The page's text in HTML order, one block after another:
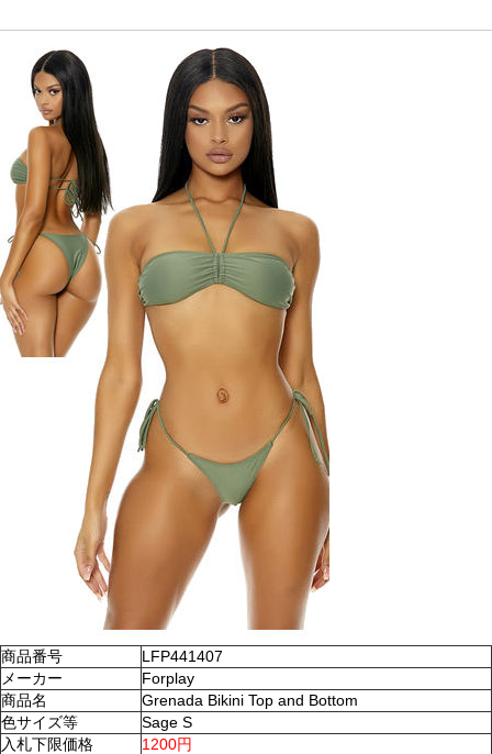
商品番号
LFP441407
メーカー
Forplay
商品名
Grenada Bikini Top and Bottom
色サイズ等
Sage S
入札下限価格
1200円